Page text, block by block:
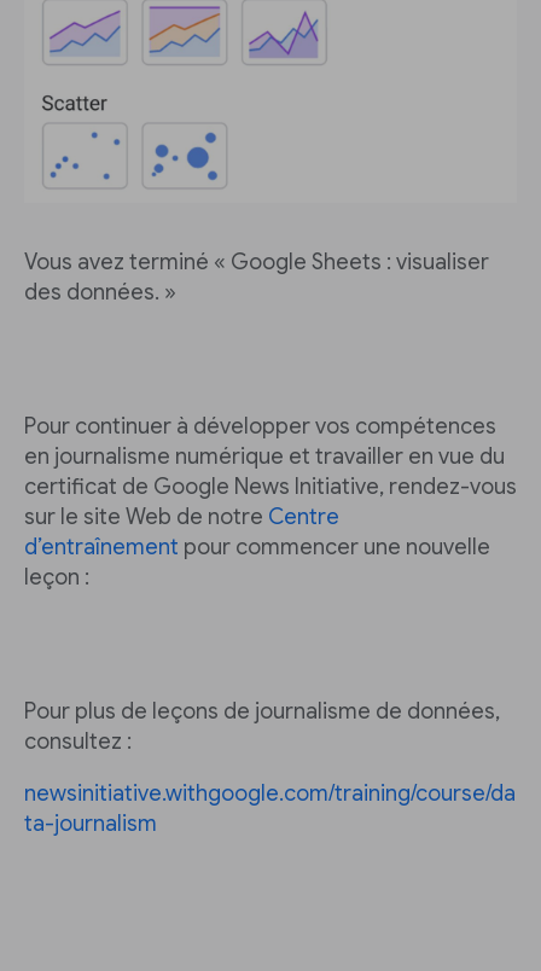
Vous avez terminé « Google Sheets : visualiser
des données. »
Pour continuer à développer vos compétences
en journalisme numérique et travailler en vue du
certificat de Google News Initiative, rendez-vous
sur le site Web de notre Centre
d’entraînement pour commencer une nouvelle
leçon :
Pour plus de leçons de journalisme de données,
consultez :
newsinitiative.withgoogle.com/training/course/da
ta-journalism